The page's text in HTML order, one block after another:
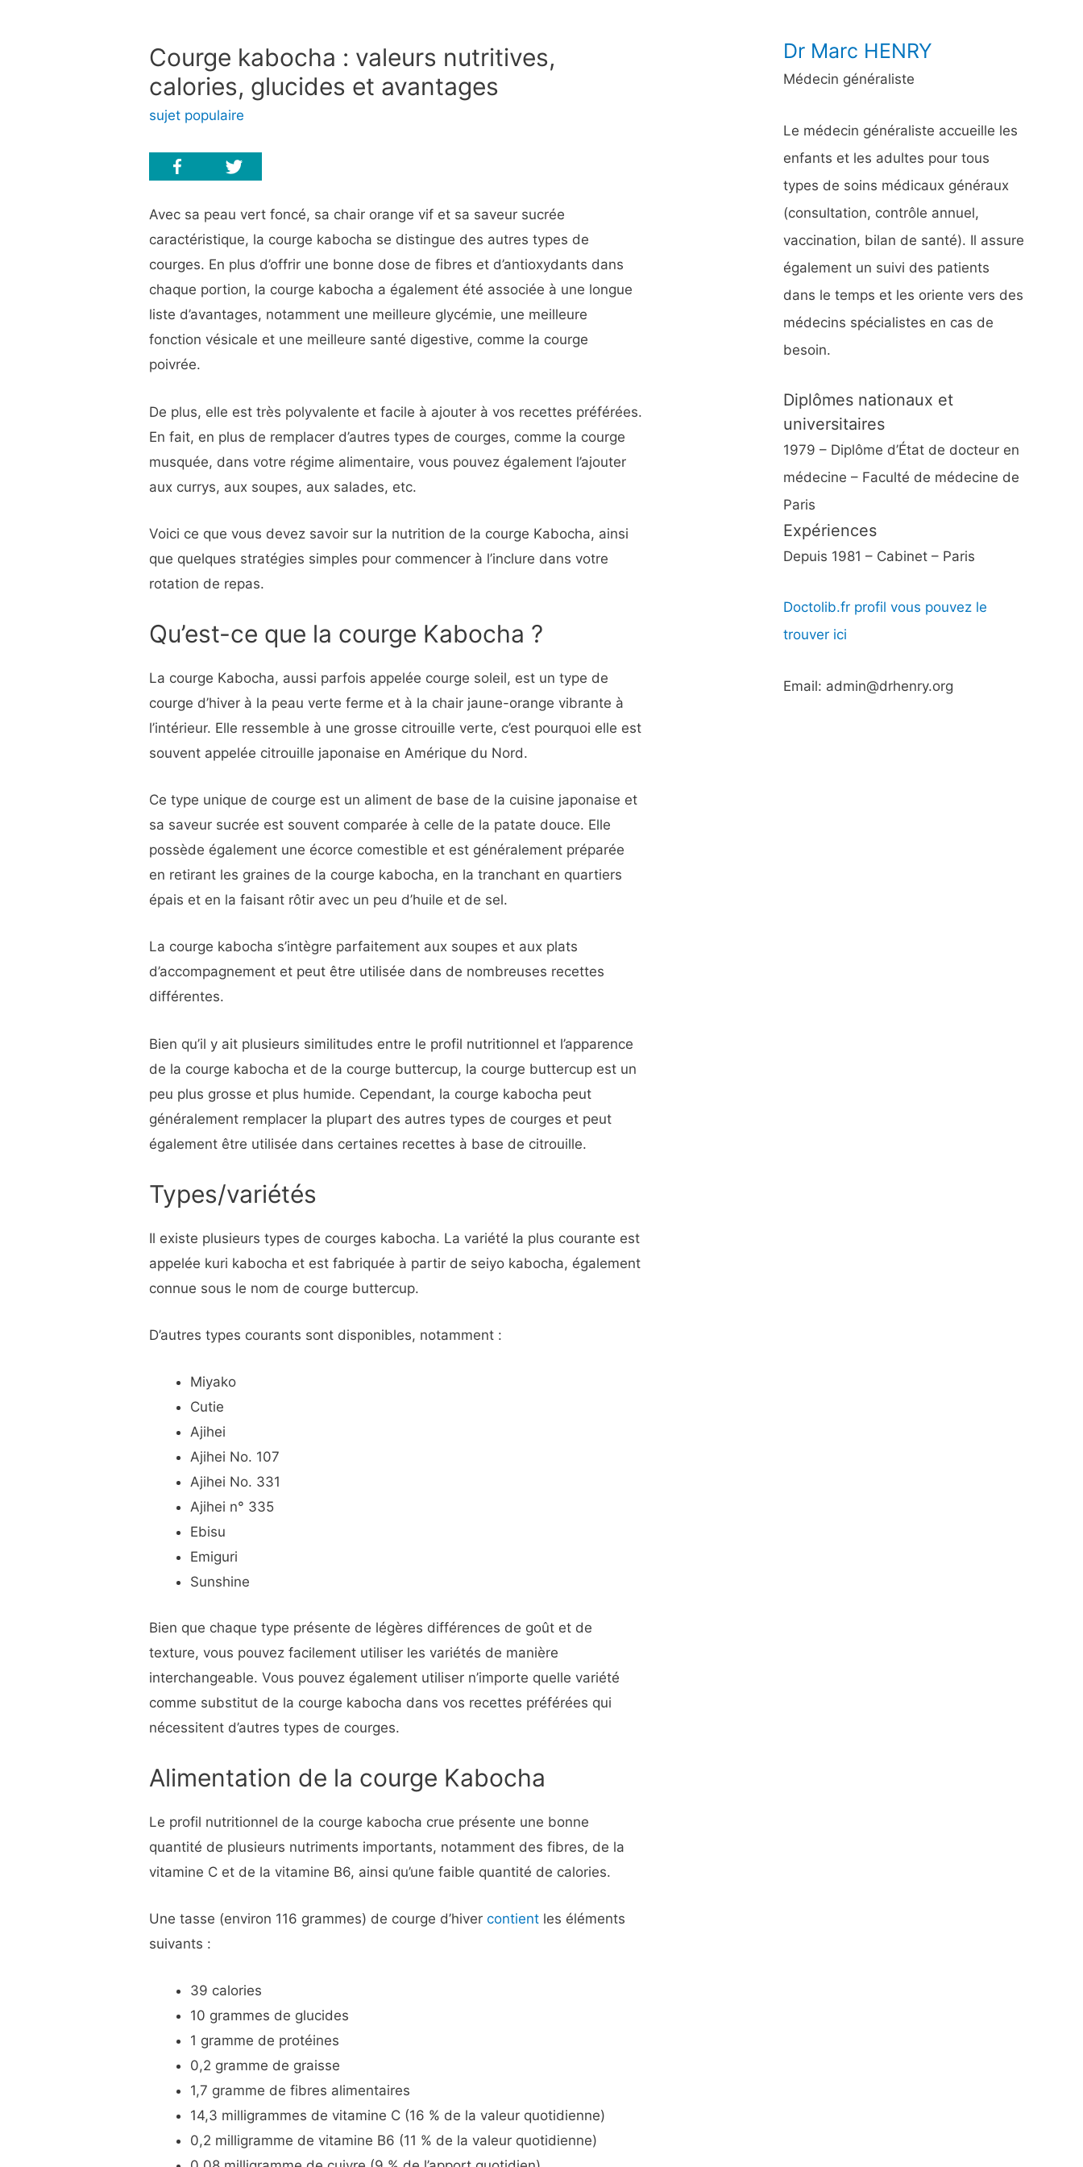
Courge kabocha : valeurs nutritives,
calories, glucides et avantages
sujet populaire
Avec sa peau vert foncé, sa chair orange vif et sa saveur sucrée
caractéristique, la courge kabocha se distingue des autres types de
courges. En plus d’offrir une bonne dose de fibres et d’antioxydants dans
chaque portion, la courge kabocha a également été associée à une longue
liste d’avantages, notamment une meilleure glycémie, une meilleure
fonction vésicale et une meilleure santé digestive, comme la courge
poivrée.
De plus, elle est très polyvalente et facile à ajouter à vos recettes préférées.
En fait, en plus de remplacer d’autres types de courges, comme la courge
musquée, dans votre régime alimentaire, vous pouvez également l’ajouter
aux currys, aux soupes, aux salades, etc.
Voici ce que vous devez savoir sur la nutrition de la courge Kabocha, ainsi
que quelques stratégies simples pour commencer à l’inclure dans votre
rotation de repas.
Qu’est-ce que la courge Kabocha ?
La courge Kabocha, aussi parfois appelée courge soleil, est un type de
courge d’hiver à la peau verte ferme et à la chair jaune-orange vibrante à
l’intérieur. Elle ressemble à une grosse citrouille verte, c’est pourquoi elle est
souvent appelée citrouille japonaise en Amérique du Nord.
Ce type unique de courge est un aliment de base de la cuisine japonaise et
sa saveur sucrée est souvent comparée à celle de la patate douce. Elle
possède également une écorce comestible et est généralement préparée
en retirant les graines de la courge kabocha, en la tranchant en quartiers
épais et en la faisant rôtir avec un peu d’huile et de sel.
La courge kabocha s’intègre parfaitement aux soupes et aux plats
d’accompagnement et peut être utilisée dans de nombreuses recettes
différentes.
Bien qu’il y ait plusieurs similitudes entre le profil nutritionnel et l’apparence
de la courge kabocha et de la courge buttercup, la courge buttercup est un
peu plus grosse et plus humide. Cependant, la courge kabocha peut
généralement remplacer la plupart des autres types de courges et peut
également être utilisée dans certaines recettes à base de citrouille.
Types/variétés
Il existe plusieurs types de courges kabocha. La variété la plus courante est
appelée kuri kabocha et est fabriquée à partir de seiyo kabocha, également
connue sous le nom de courge buttercup.
D’autres types courants sont disponibles, notamment :
Miyako
Cutie
Ajihei
Ajihei No. 107
Ajihei No. 331
Ajihei n° 335
Ebisu
Emiguri
Sunshine
Bien que chaque type présente de légères différences de goût et de
texture, vous pouvez facilement utiliser les variétés de manière
interchangeable. Vous pouvez également utiliser n’importe quelle variété
comme substitut de la courge kabocha dans vos recettes préférées qui
nécessitent d’autres types de courges.
Alimentation de la courge Kabocha
Le profil nutritionnel de la courge kabocha crue présente une bonne
quantité de plusieurs nutriments importants, notamment des fibres, de la
vitamine C et de la vitamine B6, ainsi qu’une faible quantité de calories.
Une tasse (environ 116 grammes) de courge d’hivercontient les éléments
suivants :
39 calories
10 grammes de glucides
1 gramme de protéines
0,2 gramme de graisse
1,7 gramme de fibres alimentaires
14,3 milligrammes de vitamine C (16 % de la valeur quotidienne)
0,2 milligramme de vitamine B6 (11 % de la valeur quotidienne)
Dr Marc HENRY
Médecin généraliste
Le médecin généraliste accueille les
enfants et les adultes pour tous
types de soins médicaux généraux
(consultation, contrôle annuel,
vaccination, bilan de santé). Il assure
également un suivi des patients
dans le temps et les oriente vers des
médecins spécialistes en cas de
besoin.
Diplômes nationaux et
universitaires
1979 – Diplôme d’État de docteur en
médecine – Faculté de médecine de
Paris
Expériences
Depuis 1981 – Cabinet – Paris
Doctolib.fr profil vous pouvez le
trouver ici
Email: admin@drhenry.org